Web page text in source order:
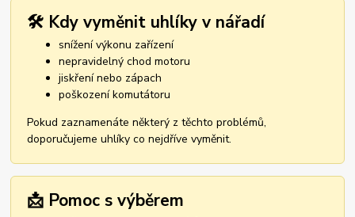
🛠️ Kdy vyměnit uhlíky v nářadí
snížení výkonu zařízení
nepravidelný chod motoru
jiskření nebo zápach
poškození komutátoru
Pokud zaznamenáte některý z těchto problémů,
doporučujeme uhlíky co nejdříve vyměnit.
📩 Pomoc s výběrem